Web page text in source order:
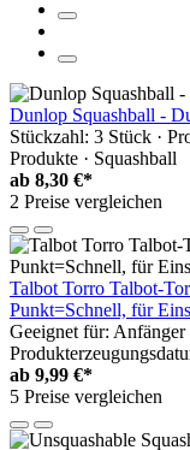
Dunlop Squashball -
Stückzahl: 3 Stück ·
Produkte · Squashball
ab 8,30 €*
2 Preise vergleichen
Talbot Torro Talbot-
Punkt=Schnell, für
Geeignet für: Anfänger
ab 9,99 €*
5 Preise vergleichen